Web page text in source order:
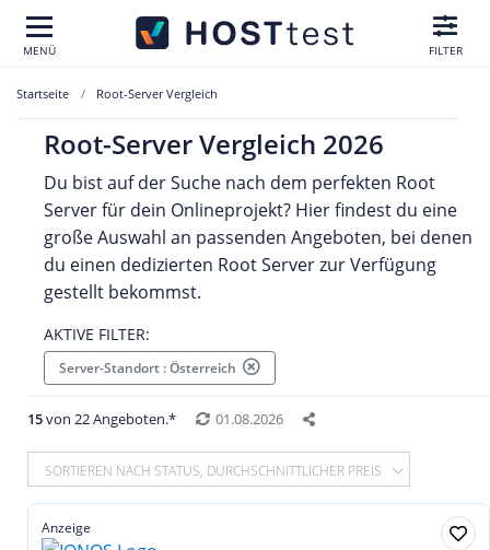
MENÜ FILTER
Startseite Root-Server Vergleich
Root-Server Vergleich 2026
Du bist auf der Suche nach dem perfekten Root
Server für dein Onlineprojekt? Hier findest du eine
große Auswahl an passenden Angeboten, bei denen
du einen dedizierten Root Server zur Verfügung
gestellt bekommst.
AKTIVE FILTER:
Server-Standort : Österreich
15von 22 Angeboten.* 01.08.2026
SORTIEREN NACH STATUS, DURCHSCHNITTLICHER PREIS
Anzeige